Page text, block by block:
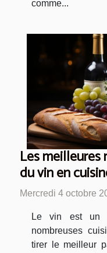
comme...
Les meilleures
du vin en
Mercredi 4 octobre
Le vin est un
nombreuses
tirer le meilleur